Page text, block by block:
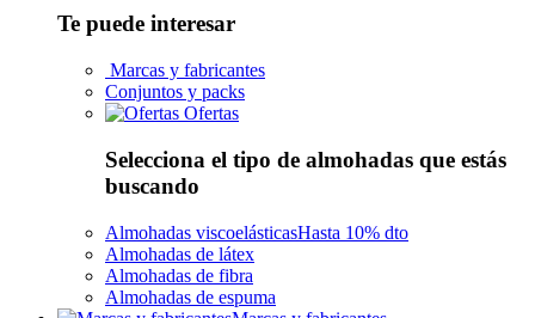
Te puede interesar
Marcas y fabricantes
Conjuntos y packs
Ofertas
Selecciona el tipo de almohadas que estás
buscando
Almohadas viscoelásticasHasta 10% dto
Almohadas de látex
Almohadas de fibra
Almohadas de espuma